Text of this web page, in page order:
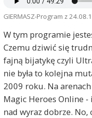
GIERMASZ-Program z
W tym programie
Czemu dziwić się
fajną bijatykę czyli
nie była to kolejna
2009 roku. Na
Magic Heroes Online
nad wyraz dobrze. No,